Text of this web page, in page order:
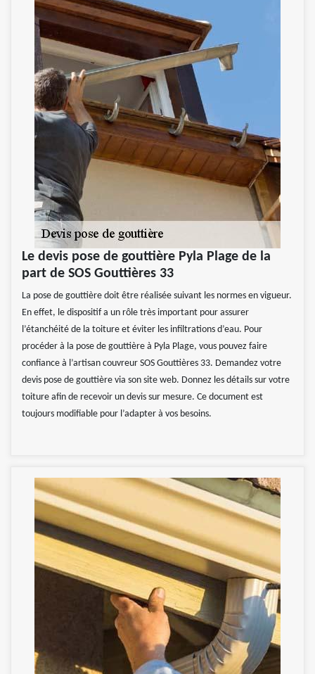
Le devis pose de gouttière Pyla Plage de la
part de SOS Gouttières 33
La pose de gouttière doit être réalisée suivant les normes en vigueur.
En effet, le dispositif a un rôle très important pour assurer
l’étanchéité de la toiture et éviter les infiltrations d’eau. Pour
procéder à la pose de gouttière à Pyla Plage, vous pouvez faire
confiance à l’artisan couvreur SOS Gouttières 33. Demandez votre
devis pose de gouttière via son site web. Donnez les détails sur votre
toiture afin de recevoir un devis sur mesure. Ce document est
toujours modifiable pour l’adapter à vos besoins.